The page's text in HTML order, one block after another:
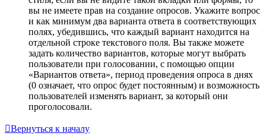
вы не имеете прав на создание опросов. Укажите вопрос
и как минимум два варианта ответа в соответствующих
полях, убедившись, что каждый вариант находится на
отдельной строке текстового поля. Вы также можете
задать количество вариантов, которые могут выбрать
пользователи при голосовании, с помощью опции
«Вариантов ответа», период проведения опроса в днях
(0 означает, что опрос будет постоянным) и возможность
пользователей изменять вариант, за который они
проголосовали.
Вернуться к началу